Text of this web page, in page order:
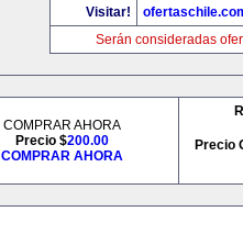
Visitar!
Serán consideradas
COMPRAR AHORA
Precio $200.00
COMPRAR AHORA
Precio